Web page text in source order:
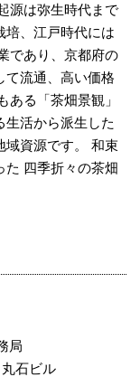
源は弥生時代まで
培、江戸時代には
であり、京都府の
て流通、高い価格
ある「茶畑景観」
生活から派生した
域資源です。 和束
た 四季折々の茶畑
局
石ビル